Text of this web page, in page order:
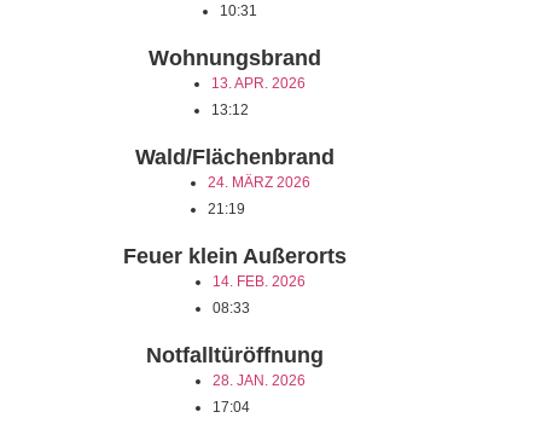
10:31
Wohnungsbrand
13. APR. 2026
13:12
Wald/Flächenbrand
24. MÄRZ 2026
21:19
Feuer klein Außerorts
14. FEB. 2026
08:33
Notfalltüröffnung
28. JAN. 2026
17:04